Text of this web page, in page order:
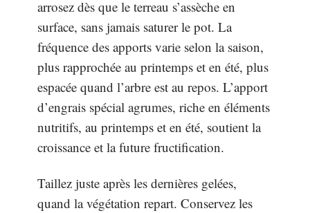
arrosez dès que le terreau s’assèche en
surface, sans jamais saturer le pot. La
fréquence des apports varie selon la saison,
plus rapprochée au printemps et en été, plus
espacée quand l’arbre est au repos. L’apport
d’engrais spécial agrumes, riche en éléments
nutritifs, au printemps et en été, soutient la
croissance et la future fructification.
Taillez juste après les dernières gelées,
quand la végétation repart. Conservez les